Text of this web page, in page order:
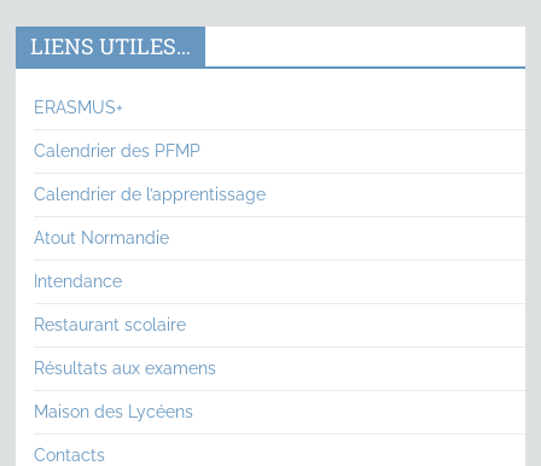
LIENS UTILES…
ERASMUS+
Calendrier des PFMP
Calendrier de l’apprentissage
Atout Normandie
Intendance
Restaurant scolaire
Résultats aux examens
Maison des Lycéens
Contacts